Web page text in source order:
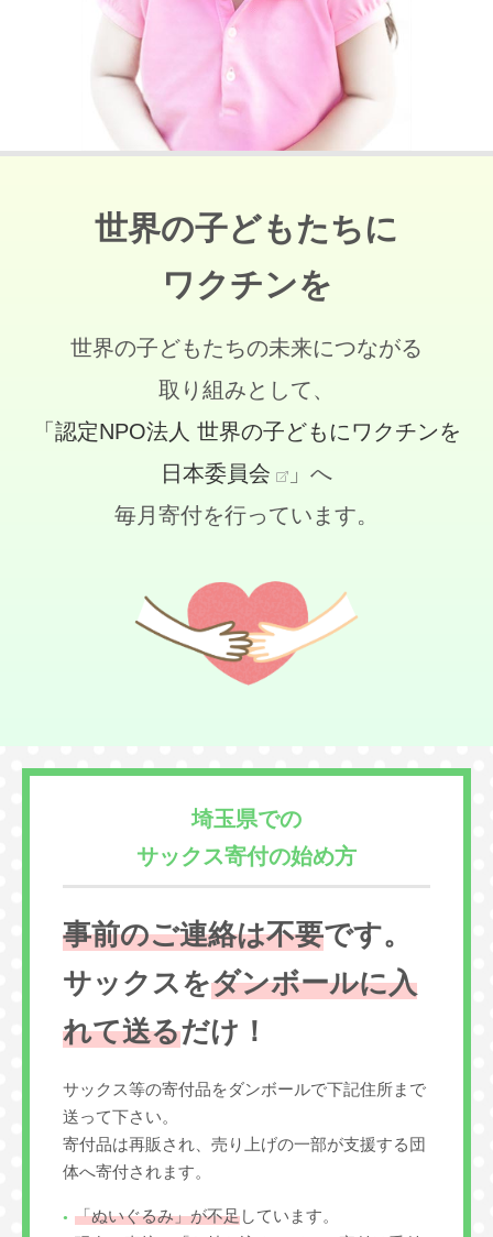
世界の子どもたちに
ワクチンを
世界の子どもたちの未来につながる
取り組みとして、
「認定NPO法人 世界の子どもにワクチンを
日本委員会
」へ
毎月寄付を行っています。
埼玉県での
サックス寄付の始め方
事前のご連絡は不要です。
サックスをダンボールに入
れて送るだけ！
サックス等の寄付品をダンボールで下記住所まで
送って下さい。
寄付品は再販され、売り上げの一部が支援する団
体へ寄付されます。
「ぬいぐるみ」が不足しています。